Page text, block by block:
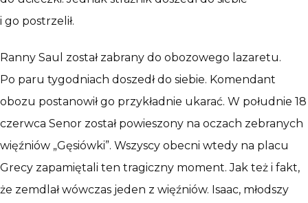
i go postrzelił.
Ranny Saul został zabrany do obozowego lazaretu.
Po paru tygodniach doszedł do siebie. Komendant
obozu postanowił go przykładnie ukarać. W południe 18
czerwca Senor został powieszony na oczach zebranych
więźniów „Gęsiówki”. Wszyscy obecni wtedy na placu
Grecy zapamiętali ten tragiczny moment. Jak też i fakt,
że zemdlał wówczas jeden z więźniów. Isaac, młodszy